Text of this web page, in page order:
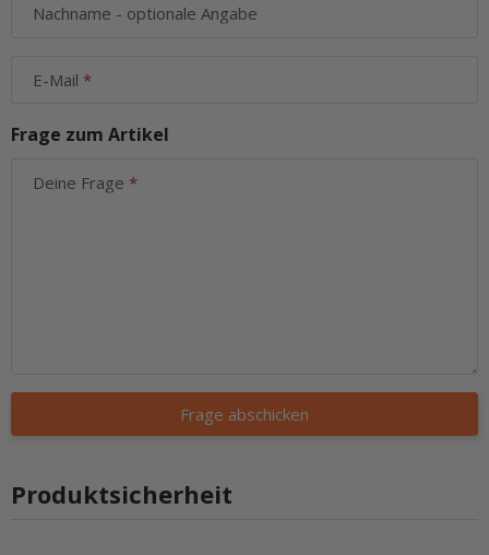
Nachname - optionale Angabe
E-Mail
Frage zum Artikel
Deine Frage
Frage abschicken
Produktsicherheit